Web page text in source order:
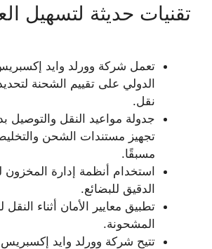
تقنيات حديثة لتسهيل
تعمل شركة وورلد وايد
الدولي على تقييم الشحنة
نقل.
جدولة مواعيد النقل والتوصيل
تجهيز مستندات الشحن
مسبقًا.
استخدام أنظمة إدارة المخزون
الدقيق للبضائع.
تطبيق معايير الأمان أثناء النقل
المشحونة.
تتيح شركة وورلد وايد